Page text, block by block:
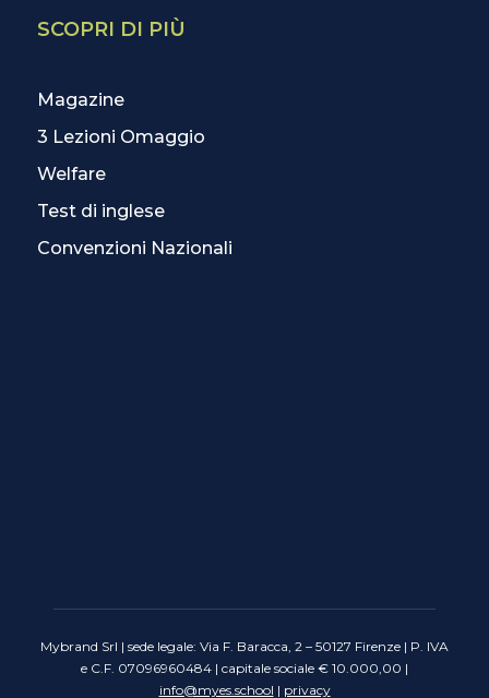
SCOPRI DI PIÙ
Magazine
3 Lezioni Omaggio
Welfare
Test di inglese
Convenzioni Nazionali
Mybrand Srl | sede legale: Via F. Baracca, 2 – 50127 Firenze | P. IVA
e C.F. 07096960484 | capitale sociale € 10.000,00 |
info@myes.school | privacy